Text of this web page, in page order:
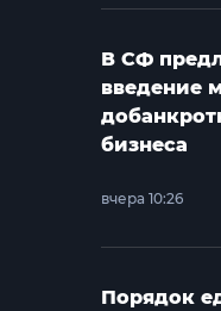
В СФ
введение
бизнеса
вчера 10:26
Порядок